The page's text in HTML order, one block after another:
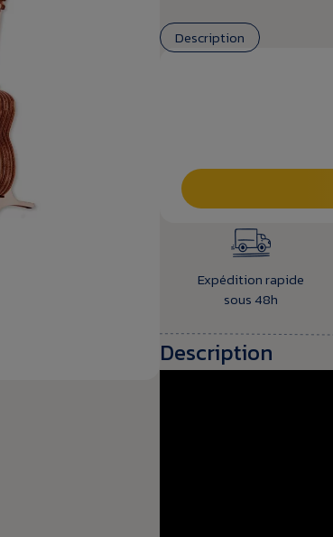
Description
Expédition rapide
sous 48h
Description